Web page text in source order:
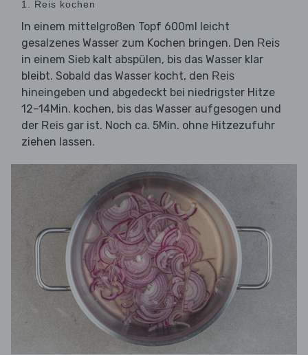
1. Reis kochen
In einem mittelgroßen Topf 600ml leicht
gesalzenes Wasser zum Kochen bringen. Den Reis
in einem Sieb kalt abspülen, bis das Wasser klar
bleibt. Sobald das Wasser kocht, den Reis
hineingeben und abgedeckt bei niedrigster Hitze
12–14Min. kochen, bis das Wasser aufgesogen und
der Reis gar ist. Noch ca. 5Min. ohne Hitzezufuhr
ziehen lassen.